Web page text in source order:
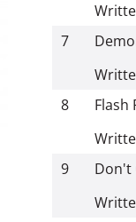
7
8
Flash
9
Don't